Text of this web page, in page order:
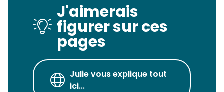
J'aimerais
figurer sur ces
pages
Julie vous explique tout
ici...